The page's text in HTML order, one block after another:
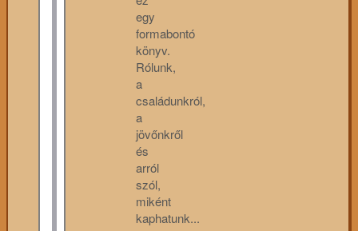
egy
formabontó
könyv.
Rólunk,
a
családunkról,
a
jövőnkről
és
arról
szól,
miként
kaphatunk...